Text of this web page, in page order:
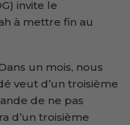
invite le
à mettre fin au
un mois, nous
veut d’un troisième
de ne pas
d’un troisième